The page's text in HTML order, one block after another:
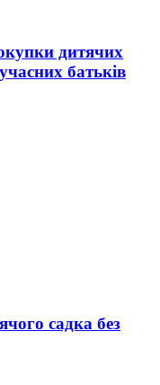
дитячих
батьків
садка без